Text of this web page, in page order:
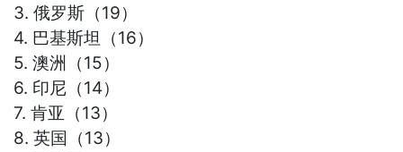
3. 俄罗斯（19）
4. 巴基斯坦（16）
5. 澳洲（15）
6. 印尼（14）
7. 肯亚（13）
8. 英国（13）